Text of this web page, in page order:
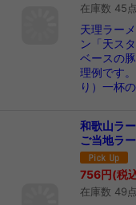
在庫数 45点
天理ラー
ン「天ス
ベースの
理例です
り）一杯
和歌山ラ
ご当地ラ
756円(税
在庫数 49点